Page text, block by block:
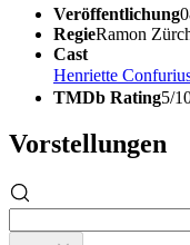
Veröffentlichung
RegieRamon
Cast
Henriette
TMDb Rating5/
Vorstellungen